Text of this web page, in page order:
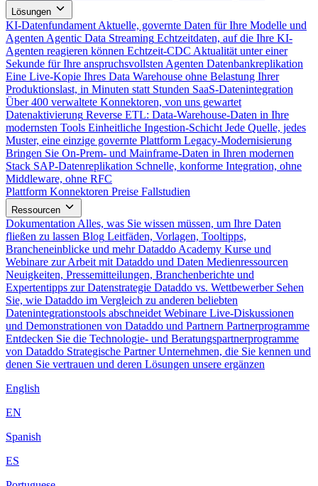
Lösungen
KI-Datenfundament Aktuelle, governte Daten für Ihre Modelle und
Agenten Agentic Data Streaming Echtzeitdaten, auf die Ihre KI-
Agenten reagieren können Echtzeit-CDC Aktualität unter einer
Sekunde für Ihre anspruchsvollsten Agenten Datenbankreplikation
Eine Live-Kopie Ihres Data Warehouse ohne Belastung Ihrer
Produktionslast, in Minuten statt Stunden SaaS-Datenintegration
Über 400 verwaltete Konnektoren, von uns gewartet
Datenaktivierung Reverse ETL: Data-Warehouse-Daten in Ihre
modernsten Tools Einheitliche Ingestion-Schicht Jede Quelle, jedes
Muster, eine einzige governte Plattform Legacy-Modernisierung
Bringen Sie On-Prem- und Mainframe-Daten in Ihren modernen
Stack SAP-Datenreplikation Schnelle, konforme Integration, ohne
Middleware, ohne RFC
Plattform Konnektoren Preise Fallstudien
Ressourcen
Dokumentation Alles, was Sie wissen müssen, um Ihre Daten
fließen zu lassen Blog Leitfäden, Vorlagen, Tooltipps,
Brancheneinblicke und mehr Dataddo Academy Kurse und
Webinare zur Arbeit mit Dataddo und Daten Medienressourcen
Neuigkeiten, Pressemitteilungen, Branchenberichte und
Expertentipps zur Datenstrategie Dataddo vs. Wettbewerber Sehen
Sie, wie Dataddo im Vergleich zu anderen beliebten
Datenintegrationstools abschneidet Webinare Live-Diskussionen
und Demonstrationen von Dataddo und Partnern Partnerprogramme
Entdecken Sie die Technologie- und Beratungspartnerprogramme
von Dataddo Strategische Partner Unternehmen, die Sie kennen und
denen Sie vertrauen und deren Lösungen unsere ergänzen
English
EN
Spanish
ES